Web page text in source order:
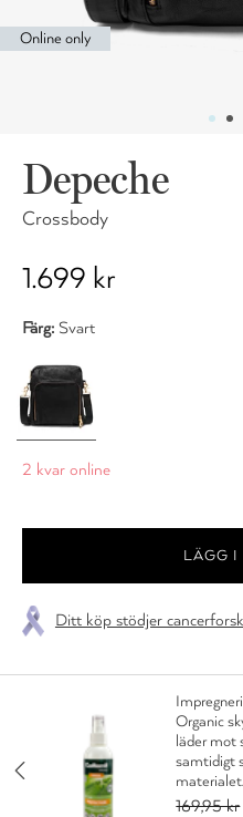
Online only
Depeche
Crossbody
1.699 kr
Färg: Svart
2 kvar online
Ditt köp stödjer
Organic
läder mot
samtidigt
materialet.
169,95 kr